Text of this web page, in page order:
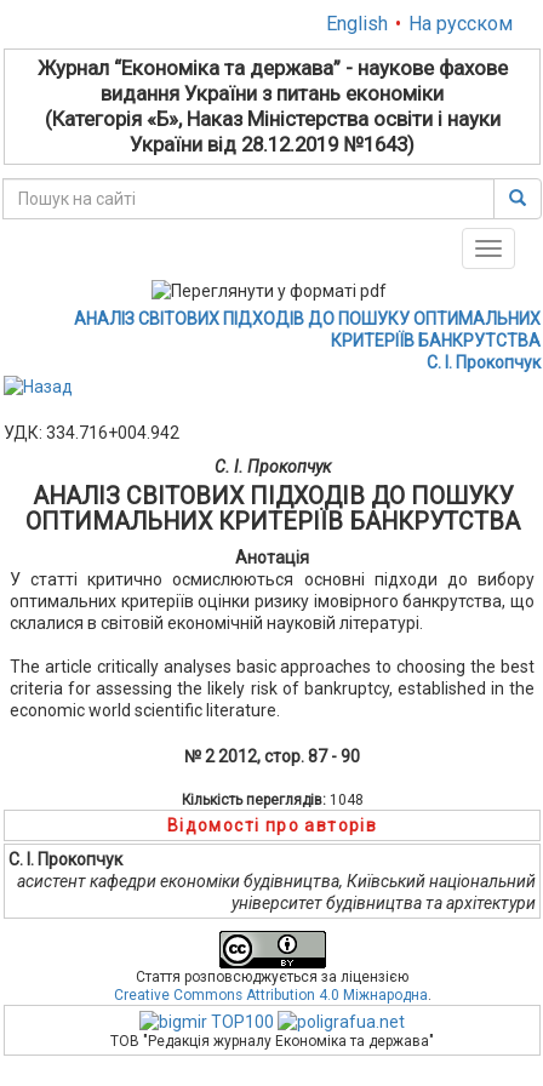
English • На русском
Журнал “Економіка та держава” - наукове фахове
видання України з питань економіки
(Категорія «Б», Наказ Міністерства освіти і науки
України від 28.12.2019 №1643)
Toggle
АНАЛІЗ СВІТОВИХ ПІДХОДІВ ДО ПОШУКУ ОПТИМАЛЬНИХ
КРИТЕРІЇВ БАНКРУТСТВА
С. І. Прокопчук
УДК: 334.716+004.942
С. І. Прокопчук
АНАЛІЗ СВІТОВИХ ПІДХОДІВ ДО ПОШУКУ
ОПТИМАЛЬНИХ КРИТЕРІЇВ БАНКРУТСТВА
Анотація
У статті критично осмислюються основні підходи до вибору
оптимальних критеріїв оцінки ризику імовірного банкрутства, що
склалися в світовій економічній науковій літературі.
The article critically analyses basic approaches to choosing the best
criteria for assessing the likely risk of bankruptcy, established in the
economic world scientific literature.
№ 2 2012, стор. 87 - 90
Кількість переглядів: 1048
Відомості про авторів
С. І. Прокопчук
асистент кафедри економіки будівництва, Київський національний
університет будівництва та архітектури
Стаття розповсюджується за ліцензією
Creative Commons Attribution 4.0 Міжнародна
ТОВ "Редакція журналу Економіка та держава"